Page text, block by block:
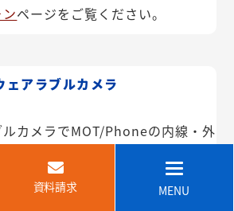
ページをご覧ください。
ェアラブルカメラ
カメラでMOT/Phoneの内線・外
。インカム機能や映像共有なども
・防水で建設現場などでも安心し
資料請求 MENU